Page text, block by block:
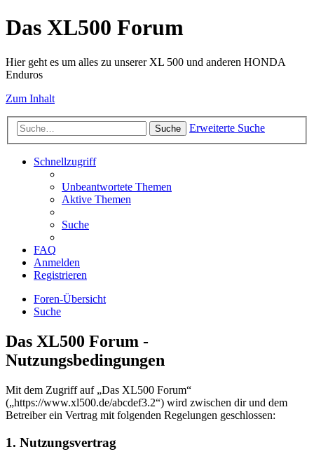
Das XL500 Forum
Hier geht es um alles zu unserer XL 500 und anderen HONDA
Enduros
Zum Inhalt
Suche Erweiterte Suche
Schnellzugriff
Unbeantwortete Themen
Aktive Themen
Suche
FAQ
Anmelden
Registrieren
Foren-Übersicht
Suche
Das XL500 Forum -
Nutzungsbedingungen
Mit dem Zugriff auf „Das XL500 Forum“
(„https://www.xl500.de/abcdef3.2“) wird zwischen dir und dem
Betreiber ein Vertrag mit folgenden Regelungen geschlossen:
1. Nutzungsvertrag